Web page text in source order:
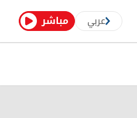
مباشر عربي